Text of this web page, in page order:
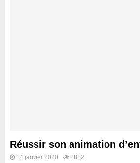
Réussir son animation
14 janvier 2020 2812